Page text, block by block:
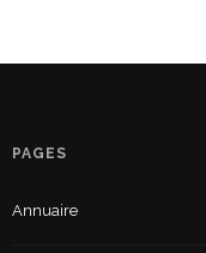
PAGES
Annuaire